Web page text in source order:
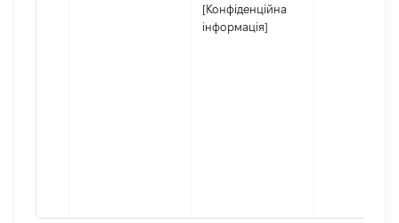
[Конфіденційна
інформація]